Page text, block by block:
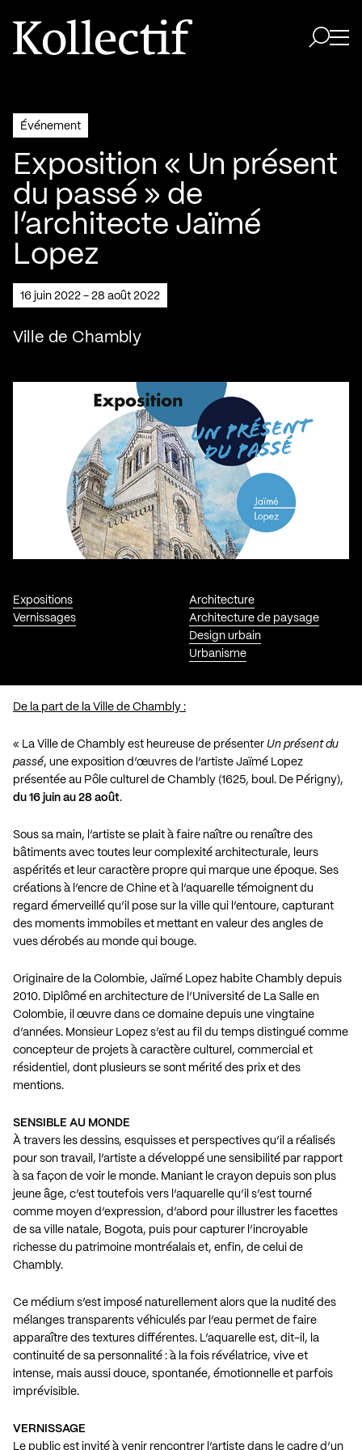
Aller à la page d'accueil
Logo Kollectif
Événement
Exposition « Un présent
du passé » de
l’architecte Jaïmé
Lopez
16 juin 2022 - 28 août 2022
Ville de Chambly
Expositions
Vernissages
Architecture
Architecture de paysage
Design urbain
Urbanisme
De la part de la Ville de Chambly :
« La Ville de Chambly est heureuse de présenter Un présent du
passé, une exposition d’œuvres de l’artiste Jaïmé Lopez
présentée au Pôle culturel de Chambly (1625, boul. De Périgny),
du 16 juin au 28 août.
Sous sa main, l’artiste se plait à faire naître ou renaître des
bâtiments avec toutes leur complexité architecturale, leurs
aspérités et leur caractère propre qui marque une époque. Ses
créations à l’encre de Chine et à l’aquarelle témoignent du
regard émerveillé qu’il pose sur la ville qui l’entoure, capturant
des moments immobiles et mettant en valeur des angles de
vues dérobés au monde qui bouge.
Originaire de la Colombie, Jaïmé Lopez habite Chambly depuis
2010. Diplômé en architecture de l’Université de La Salle en
Colombie, il œuvre dans ce domaine depuis une vingtaine
d’années. Monsieur Lopez s’est au fil du temps distingué comme
concepteur de projets à caractère culturel, commercial et
résidentiel, dont plusieurs se sont mérité des prix et des
mentions.
SENSIBLE AU MONDE
À travers les dessins, esquisses et perspectives qu’il a réalisés
pour son travail, l’artiste a développé une sensibilité par rapport
à sa façon de voir le monde. Maniant le crayon depuis son plus
jeune âge, c’est toutefois vers l’aquarelle qu’il s’est tourné
comme moyen d’expression, d’abord pour illustrer les facettes
de sa ville natale, Bogota, puis pour capturer l’incroyable
richesse du patrimoine montréalais et, enfin, de celui de
Chambly.
Ce médium s’est imposé naturellement alors que la nudité des
mélanges transparents véhiculés par l’eau permet de faire
apparaître des textures différentes. L’aquarelle est, dit-il, la
continuité de sa personnalité : à la fois révélatrice, vive et
intense, mais aussi douce, spontanée, émotionnelle et parfois
imprévisible.
VERNISSAGE
Le public est invité à venir rencontrer l’artiste dans le cadre d’un